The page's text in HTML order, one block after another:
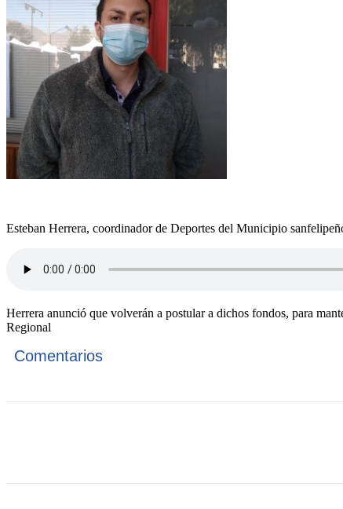
Esteban Herrera, coordinador de Deportes del Municipio
Herrera anunció que volverán a postular a dichos fondos, para
Regional
Comentarios